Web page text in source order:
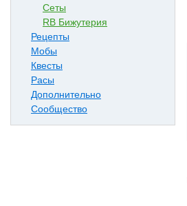
Сеты
RB Бижутерия
Рецепты
Мобы
Квесты
Расы
Дополнительно
Сообщество